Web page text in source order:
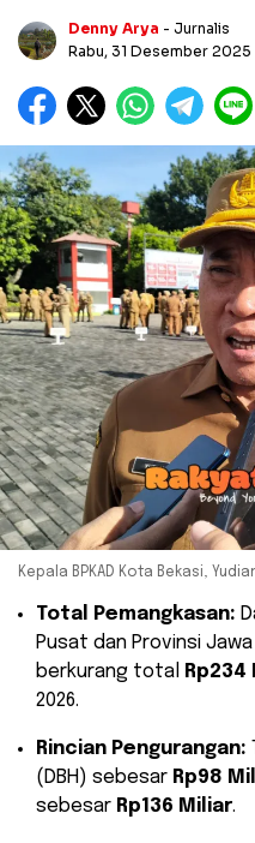
Denny Arya - Jurnalis
Rabu, 31 Desember 2025
Kepala BPKAD Kota Bekasi,
Total Pemangkasan:
Pusat dan Provinsi
berkurang total Rp234
2026.
Rincian Pengurangan:
(DBH) sebesar Rp98
sebesar Rp136 Miliar.